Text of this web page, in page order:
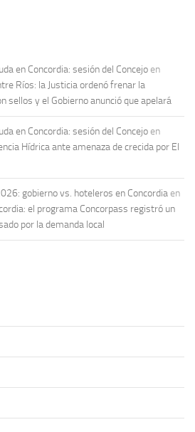
en Concordia: sesión del Concejo en
Ríos: la Justicia ordenó frenar la
sellos y el Gobierno anunció que apelará
en Concordia: sesión del Concejo en
Hídrica ante amenaza de crecida por El
gobierno vs. hoteleros en Concordia en
el programa Concorpass registró un
por la demanda local